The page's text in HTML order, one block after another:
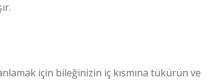
için bileğinizin iç kısmına tükürün ve